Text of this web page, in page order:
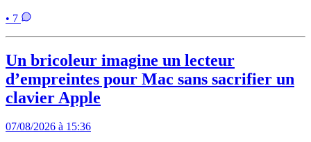
• 7
Un bricoleur imagine un lecteur
d’empreintes pour Mac sans sacrifier un
clavier Apple
07/08/2026 à 15:36